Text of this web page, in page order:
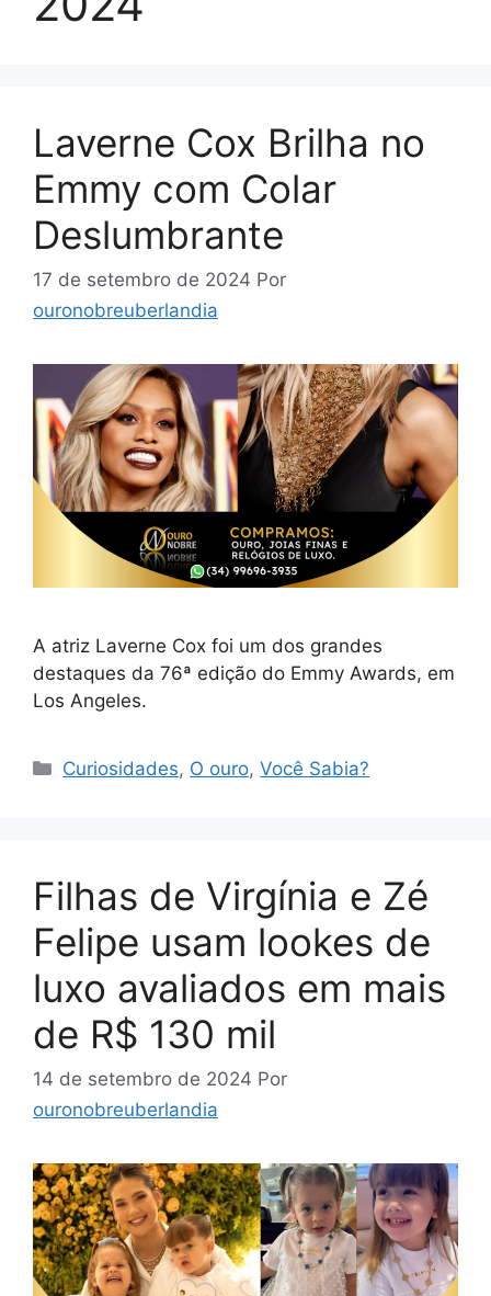
Laverne Cox Brilha no
Emmy com Colar
Deslumbrante
17 de setembro de 2024 Por
ouronobreuberlandia
A atriz Laverne Cox foi um dos grandes
destaques da 76ª edição do Emmy Awards, em
Los Angeles.
Categorias
Curiosidades, O ouro,Você Sabia?
Filhas de Virgínia e Zé
Felipe usam lookes de
luxo avaliados em mais
de R$ 130 mil​
14 de setembro de 2024 Por
ouronobreuberlandia